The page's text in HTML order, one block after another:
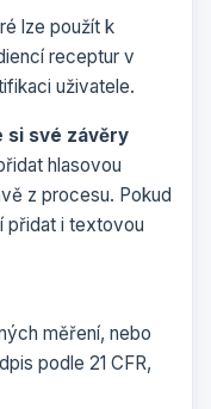
lze použít k
receptur v
uživatele.
si své závěry
hlasovou
z procesu. Pokud
přidat i textovou
měření, nebo
podle 21 CFR,